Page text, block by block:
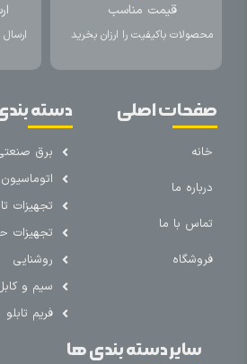
قیمت مناسب
محصولات باکیفیت را ارزان بخرید
صفحات اصلی
خانه
درباره ما
تماس با ما
فروشگاه
دسته
برق
اتوماسیون
تجهیزات
تجهیزات
روشنایی
سیم و
فریم تابلو
سایر دسته بندی ها